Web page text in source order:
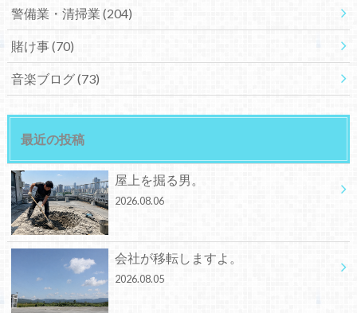
警備業・清掃業 (204)
賭け事(70)
音楽ブログ(73)
最近の投稿
屋上を掘る男。
2026.08.06
会社が移転しますよ。
2026.08.05